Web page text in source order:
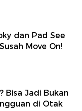
dan Pad See
Move On!
Bisa Jadi Bukan
di Otak